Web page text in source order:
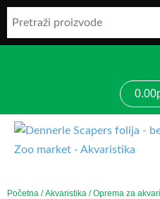
Pređi
sadržaj
0.00
Početna /Akvaristika /Oprema za